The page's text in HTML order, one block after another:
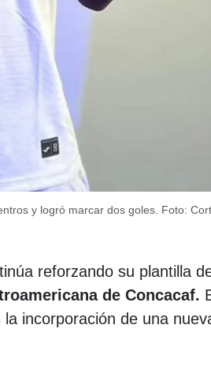
y logró marcar dos goles. Foto:
reforzando su plantilla
de Concacaf.
incorporación de una